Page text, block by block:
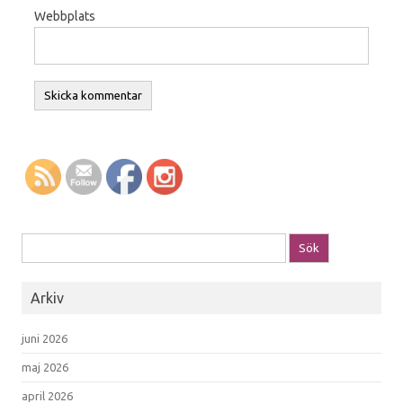
Webbplats
Arkiv
juni 2026
maj 2026
april 2026